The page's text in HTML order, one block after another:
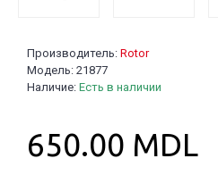
Производитель: Rotor
Модель: 21877
Наличие: Есть в наличии
650.00 MDL